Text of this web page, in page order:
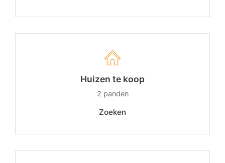
Huizen te koop
2 panden
Zoeken